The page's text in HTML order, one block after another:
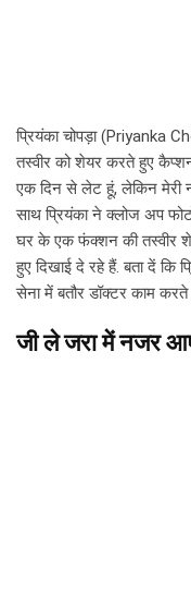
प्रियंका चोपड़ा (Priyanka
तस्वीर को शेयर करते हुए
एक दिन से लेट हूं, लेकिन मेरी
साथ प्रियंका ने क्लोज अप
घर के एक फंक्शन की तस्वीर
हुए दिखाई दे रहे हैं. बता दें कि
सेना में बतौर डॉक्टर काम
जी ले जरा में नजर